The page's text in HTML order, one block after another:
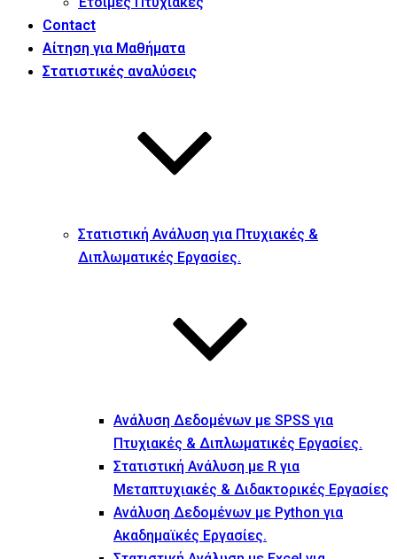
Contact
Αίτηση για Μαθήματα
Στατιστικές αναλύσεις
Στατιστική Ανάλυση για Πτυχιακές &
Διπλωματικές Εργασίες.
Ανάλυση Δεδομένων με SPSS για
Πτυχιακές & Διπλωματικές Εργασίες.
Στατιστική Ανάλυση με R για
Μεταπτυχιακές & Διδακτορικές Εργασίες
Ανάλυση Δεδομένων με Python για
Ακαδημαϊκές Εργασίες.